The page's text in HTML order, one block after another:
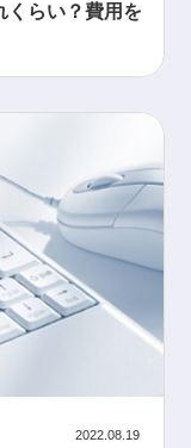
くらい？費用を
2022.08.19